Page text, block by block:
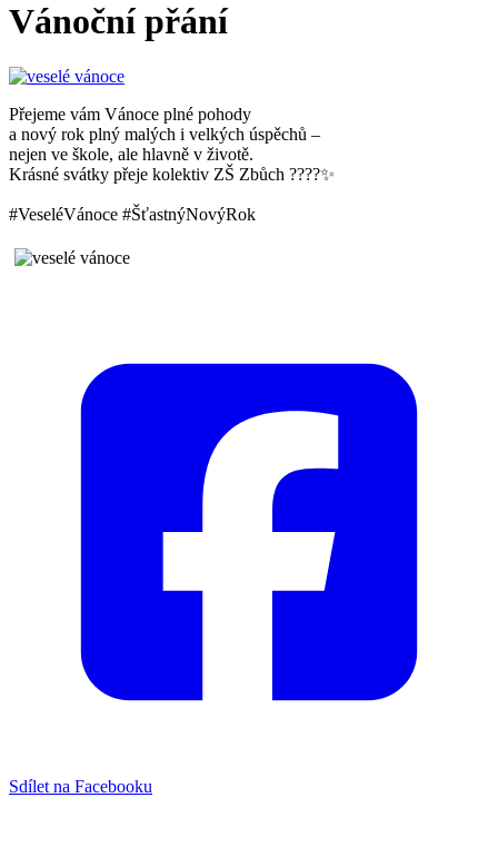
Vánoční přání
Přejeme vám Vánoce plné pohody
a nový rok plný malých i velkých úspěchů –
nejen ve škole, ale hlavně v životě.
Krásné svátky přeje kolektiv ZŠ Zbůch ????✨
#VeseléVánoce #ŠťastnýNovýRok
Sdílet na Facebooku